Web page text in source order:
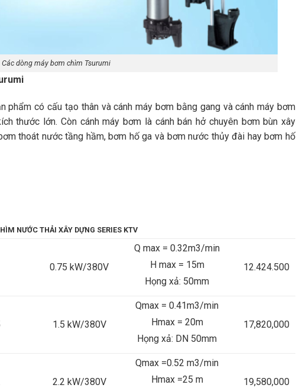
Các dòng máy bơm chìm Tsurumi
phẩm có cấu tạo thân và cánh máy bơm bằng gang và cánh máy bơm
thước lớn. Còn cánh máy bơm là cánh bán hở chuyên bơm bùn xây
thoát nước tầng hầm, bơm hố ga và bơm nước thủy đài hay bơm hố
NƯỚC THẢI XÂY DỰNG SERIES KTV
0.75 kW/380V
Q max = 0.32m3/min
H max = 15m
Họng xả: 50mm
12.424.500
1.5 kW/380V
Qmax = 0.41m3/min
Hmax = 20m
Họng xả: DN 50mm
17,820,000
2.2 kW/380V
Qmax =0.52 m3/min
Hmax =25 m
19,580,000